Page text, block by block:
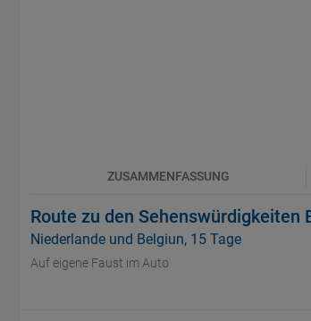
ZUSAMMENFASSUNG
Route zu den Sehenswürdigkeiten
Niederlande und Belgiun, 15 Tage
Auf eigene Faust im Auto